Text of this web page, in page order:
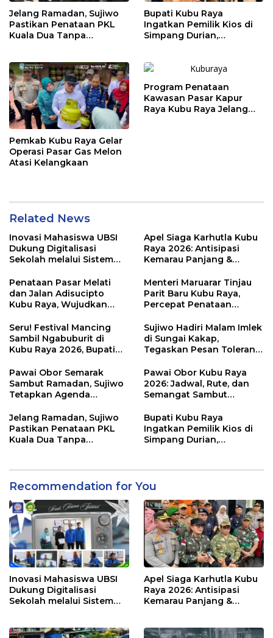
Jelang Ramadan, Sujiwo
Pastikan Penataan PKL
Kuala Dua Tanpa
Bupati Kubu Raya
Ingatkan Pemilik Kios di
Simpang Durian,
Pemkab Kubu Raya Gelar
Operasi Pasar Gas Melon
Atasi Kelangkaan
Program Penataan
Kawasan Pasar Kapur
Raya Kubu Raya Jelang
Related News
Inovasi Mahasiswa UBSI
Dukung Digitalisasi
Sekolah melalui Sistem
Mumtaz Pontianak
Apel Siaga Karhutla Kubu
Raya 2026: Antisipasi
Kemarau Panjang &
Penataan Pasar Melati
dan Jalan Adisucipto
Kubu Raya, Wujudkan
Wajah Kota Modern
Menteri Maruarar Tinjau
Parit Baru Kubu Raya,
Percepat Penataan
Seru! Festival Mancing
Sambil Ngabuburit di
Kubu Raya 2026, Bupati
Ramaikan Ramadan
Sujiwo Hadiri Malam Imlek
di Sungai Kakap,
Tegaskan Pesan Toleransi
Pawai Obor Semarak
Sambut Ramadan, Sujiwo
Tetapkan Agenda
Pawai Obor Kubu Raya
2026: Jadwal, Rute, dan
Semangat Sambut
Jelang Ramadan, Sujiwo
Pastikan Penataan PKL
Kuala Dua Tanpa
Bupati Kubu Raya
Ingatkan Pemilik Kios di
Simpang Durian,
Recommendation for You
Inovasi Mahasiswa UBSI
Dukung Digitalisasi
Sekolah melalui Sistem
Apel Siaga Karhutla Kubu
Raya 2026: Antisipasi
Kemarau Panjang &